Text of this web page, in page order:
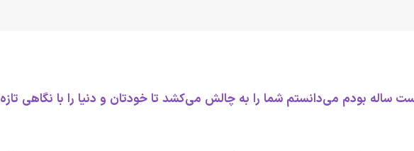
ساله بودم می‌دانستم شما را به چالش می‌کشد تا خودتان و دنیا را با نگاهی تازه